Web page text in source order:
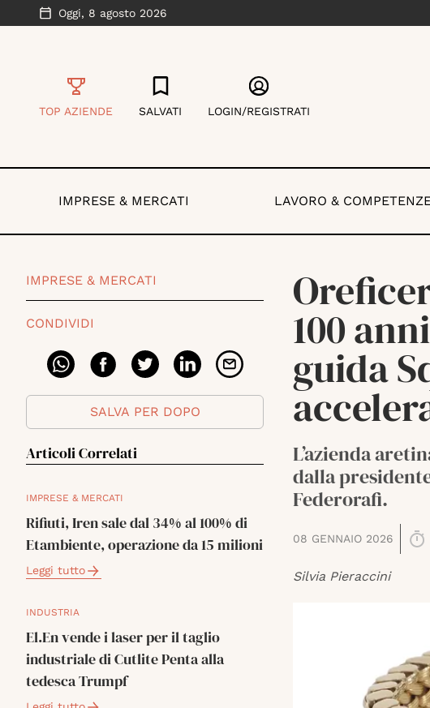
Oggi, 8 agosto 2026
TOP AZIENDE SALVATI LOGIN/REGISTRATI
IMPRESE & MERCATI LAVORO &
IMPRESE & MERCATI
CONDIVIDI
SALVA PER DOPO
Articoli Correlati
IMPRESE & MERCATI
Rifiuti, Iren sale dal 34% al 100% di
Etambiente, operazione da 15 milioni
Leggi tutto
INDUSTRIA
El.En vende i laser per il taglio
industriale di Cutlite Penta alla
tedesca Trumpf
100
guida
L’azienda
dalla
Federorafi.
08 GENNAIO 2026
Silvia Pieraccini